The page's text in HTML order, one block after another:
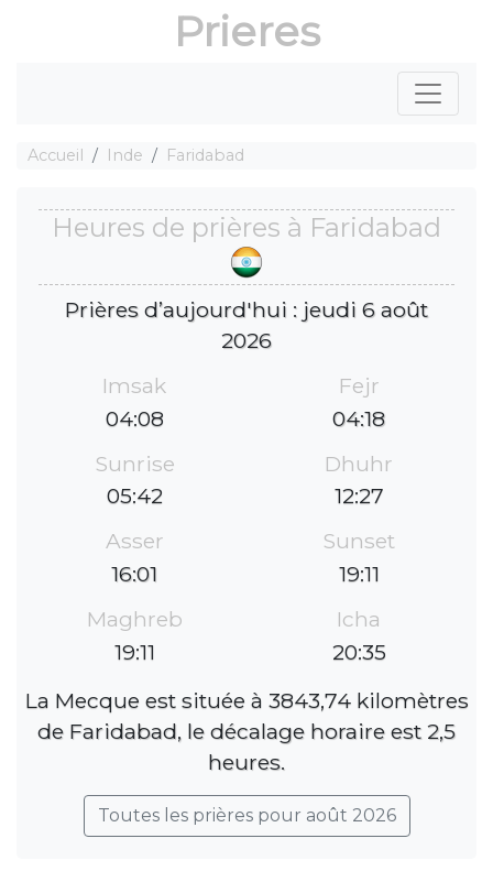
Prieres
Accueil Inde Faridabad
Heures de prières à Faridabad
Prières d’aujourd'hui : jeudi 6 août
2026
Imsak
04:08
Fejr
04:18
Sunrise
05:42
Dhuhr
12:27
Asser
16:01
Sunset
19:11
Maghreb
19:11
Icha
20:35
La Mecque est située à 3843,74 kilomètres
de Faridabad, le décalage horaire est 2,5
heures.
Toutes les prières pour août 2026